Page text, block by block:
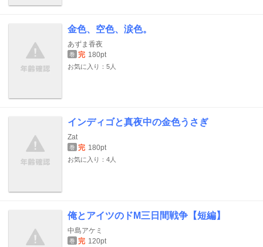
金色、空色、涙色。
あずま香夜
巻 完 180pt
お気に入り：5人
インディゴと真夜中の金色うさぎ
Zat
巻 完 180pt
お気に入り：4人
俺とアイツのドM三日間戦争【短編】
中島アケミ
巻 完 120pt